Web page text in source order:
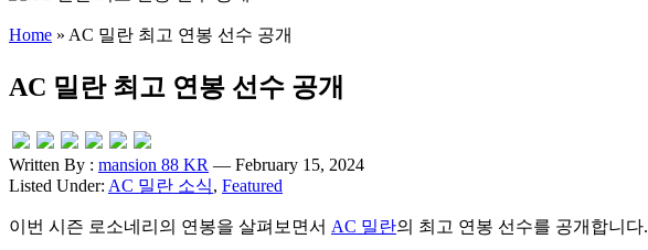
Home » AC 밀란 최고 연봉 선수 공개
AC 밀란 최고 연봉 선수 공개
Written By : mansion 88 KR — February 15, 2024
Listed Under: AC 밀란 소식, Featured
이번 시즌 로소네리의 연봉을 살펴보면서 AC 밀란의 최고 연봉 선수를 공개합니다.